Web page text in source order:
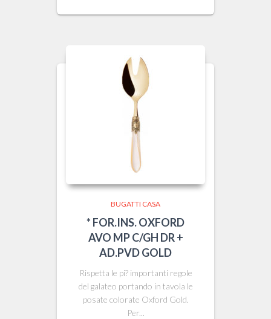
originaleattuale
BUGATTI CASA
* FOR.INS. OXFORD
AVO MP C/GH DR +
AD.PVD GOLD
Rispetta le pi? importanti regole
del galateo portando in tavola le
posate colorate Oxford Gold.
Per...